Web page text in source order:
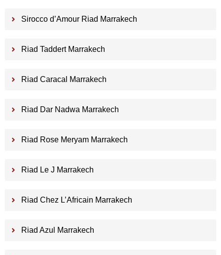
Sirocco d’Amour Riad Marrakech
Riad Taddert Marrakech
Riad Caracal Marrakech
Riad Dar Nadwa Marrakech
Riad Rose Meryam Marrakech
Riad Le J Marrakech
Riad Chez L’Africain Marrakech
Riad Azul Marrakech